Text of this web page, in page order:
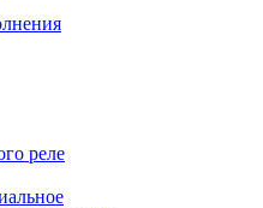
реле